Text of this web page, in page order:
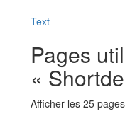
Text
Pages
«
Afficher les 25